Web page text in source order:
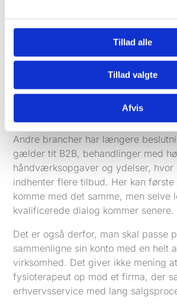
Tillad alle
Tillad valgte
Afvis
kampagnen optimeres i den rigtige
Hvorfor nogle brancher ser hurtige
Der er stor forskel på, hvor hurtigt
til en henvendelse. En akut
Andre brancher har længere
gælder tit B2B, behandlinger med
håndværksopgaver og ydelser, hvor
indhenter flere tilbud. Her kan første
komme med det samme, men selve
kvalificerede dialog kommer senere.
Det er også derfor, man skal passe
sammenligne sin konto med en helt
virksomhed. Det giver ikke mening
fysioterapeut op mod et firma, der
erhvervsservice med lang